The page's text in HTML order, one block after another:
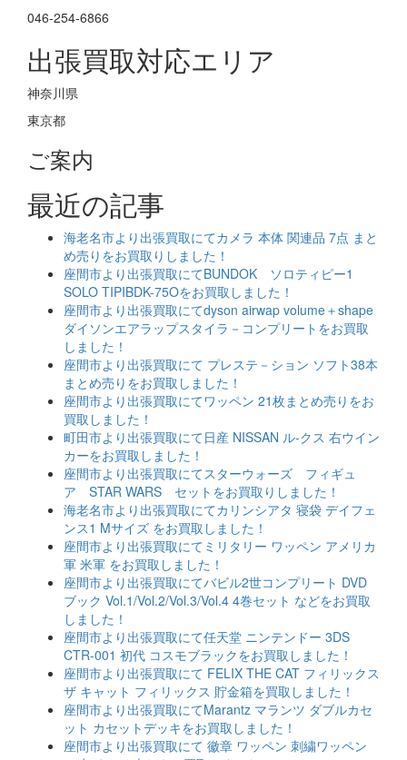
046-254-6866
出張買取対応エリア
神奈川県
東京都
ご案内
最近の記事
海老名市より出張買取にてカメラ 本体 関連品 7点 まと
め売りをお買取りしました！
座間市より出張買取にてBUNDOK ソロティピー1
SOLO TIPIBDK-75Oをお買取しました！
座間市より出張買取にてdyson airwap volume＋shape
ダイソンエアラップスタイラ－コンプリートをお買取
しました！
座間市より出張買取にて プレステ－ション ソフト38本
まとめ売りをお買取しました！
座間市より出張買取にてワッペン 21枚まとめ売りをお
買取しました！
町田市より出張買取にて日産 NISSAN ル-クス 右ウイン
カーをお買取しました！
座間市より出張買取にてスターウォーズ フィギュ
ア STAR WARS セットをお買取りしました！
海老名市より出張買取にてカリンシアタ 寝袋 デイフェ
ンス1 Mサイズ をお買取しました！
座間市より出張買取にてミリタリー ワッペン アメリカ
軍 米軍 をお買取しました！
座間市より出張買取にてバビル2世コンプリート DVD
ブック Vol.1/Vol.2/Vol.3/Vol.4 4巻セット などをお買取
しました！
座間市より出張買取にて任天堂 ニンテンドー 3DS
CTR-001 初代 コスモブラックをお買取しました！
座間市より出張買取にて FELIX THE CAT フィリックス
ザ キャット フィリックス 貯金箱を買取しました！
座間市より出張買取にてMarantz マランツ ダブルカセ
ット カセットデッキをお買取しました！
座間市より出張買取にて 徽章 ワッペン 刺繍ワッペン